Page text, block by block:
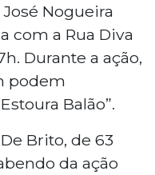
Nogueira
com a Rua Diva
Durante a ação,
podem
Balão”.
Brito, de 63
da ação